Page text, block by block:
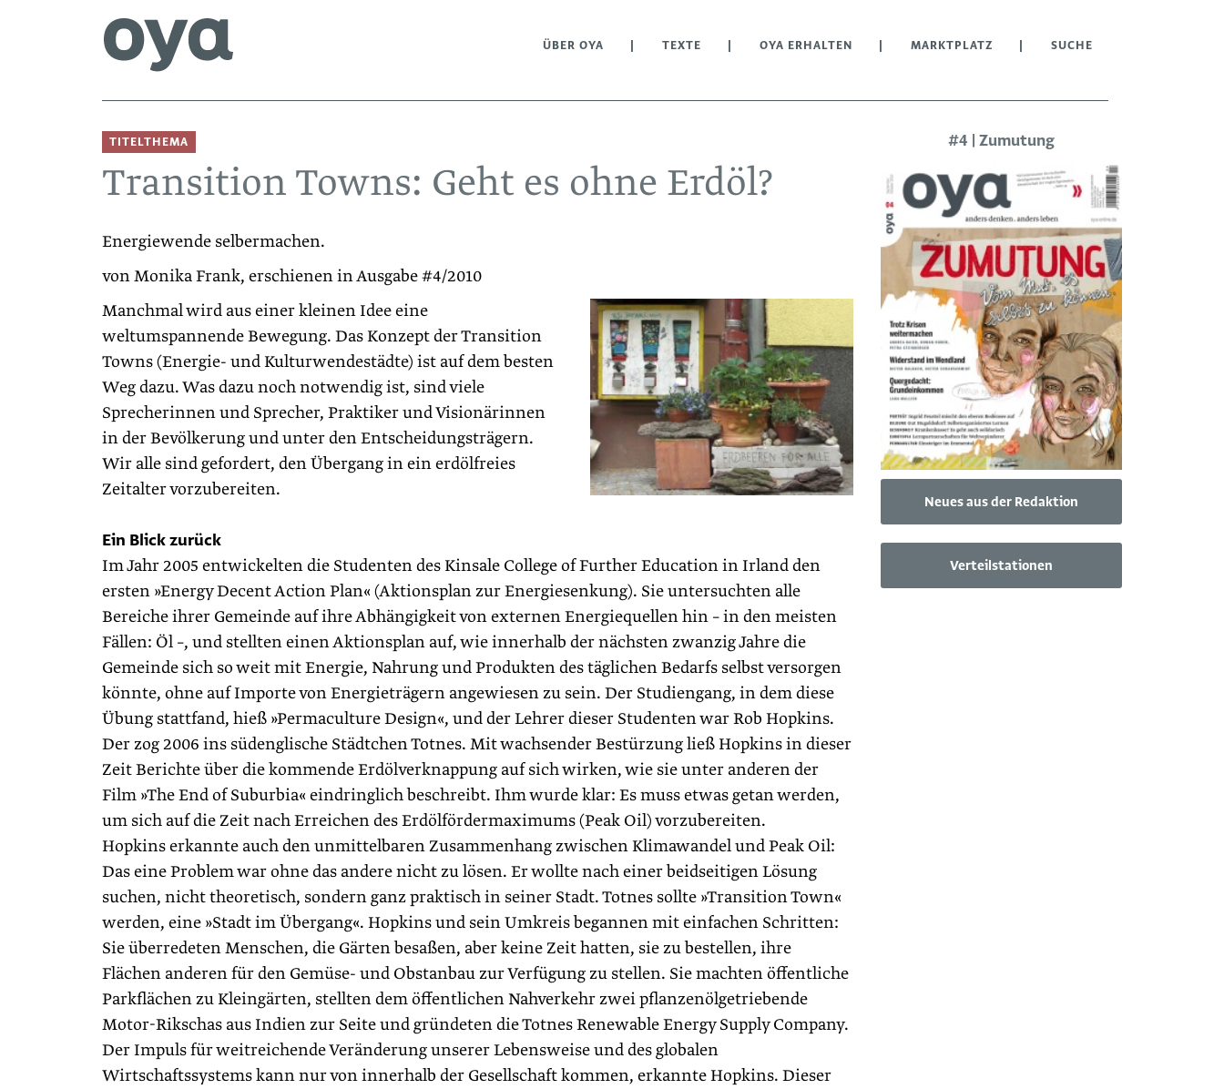
ÜBER OYA TEXTE OYA ERHALTEN MARKTPLATZ SUCHE
TITELTHEMA
Transition Towns: Geht es ohne Erdöl?
Energiewende selbermachen.
von Monika Frank, erschienen in Ausgabe #4/2010
Manchmal wird aus einer kleinen Idee eine
weltumspannende Bewegung. Das Konzept der Transition
Towns (Energie- und Kulturwendestädte) ist auf dem besten
Weg dazu. Was dazu noch notwendig ist, sind viele
Sprecherinnen und Sprecher, Praktiker und Visionärinnen
in der Bevölkerung und unter den Entscheidungsträgern.
Wir alle sind gefordert, den Übergang in ein erdölfreies
Zeitalter vorzubereiten.
Ein Blick zurück
Im Jahr 2005 entwickelten die Studenten des Kinsale College of Further Education in Irland den
ersten »Energy Decent ­Action Plan« (Aktionsplan zur Energiesenkung). Sie untersuchten alle
Bereiche ihrer Gemeinde auf ihre Abhängigkeit von externen Energiequellen hin – in den meisten
Fällen: Öl –, und stellten einen Aktionsplan auf, wie innerhalb der nächsten zwanzig Jahre die
Gemeinde sich so weit mit Energie, Nahrung und Produkten des täglichen Bedarfs selbst versorgen
könnte, ohne auf Importe von Energieträgern angewiesen zu sein. Der Studiengang, in dem diese
Übung stattfand, hieß »Permaculture Design«, und der Lehrer dieser Studenten war Rob Hopkins.
Der zog 2006 ins südenglische Städtchen Totnes. Mit wachsender Bestürzung ließ Hopkins in dieser
Zeit Berichte über die kommende Erdölverknappung auf sich wirken, wie sie unter anderen der
Film »The End of Suburbia« eindringlich beschreibt. Ihm wurde klar: Es muss etwas getan werden,
um sich auf die Zeit nach Erreichen des Erdölfördermaximums (Peak Oil) vorzubereiten.
Hopkins erkannte auch den unmittelbaren Zusammenhang zwischen Klimawandel und Peak Oil:
Das eine Problem war ohne das andere nicht zu lösen. Er wollte nach einer beidseitigen Lösung
suchen, nicht theoretisch, sondern ganz praktisch in seiner Stadt. Totnes sollte »Transition Town«
werden, eine »Stadt im Übergang«. Hopkins und sein Umkreis begannen mit einfachen Schritten:
Sie überredeten Menschen, die Gärten besaßen, aber keine Zeit hatten, sie zu bestellen, ihre
Flächen anderen für den Gemüse- und Obst­anbau zur Verfügung zu stellen. Sie machten öffentliche
Parkflächen zu Kleingärten, stellten dem öffentlichen Nahverkehr zwei pflanzenölgetriebende
Motor-Rikschas aus Indien zur Seite und gründeten die Totnes Renewable Energy Supply Company.
Der Impuls für weitreichende Veränderung unserer Lebensweise und des globalen
Wirtschaftssystems kann nur von innerhalb der Gesellschaft kommen, erkannte Hopkins. Dieser
#4 | Zumutung
Neues aus der Redaktion
Verteilstationen